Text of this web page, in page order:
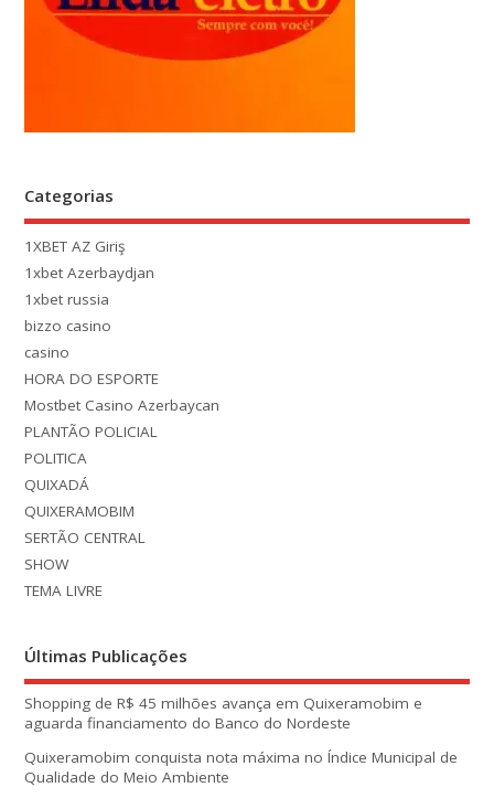
Categorias
1XBET AZ Giriş
1xbet Azerbaydjan
1xbet russia
bizzo casino
casino
HORA DO ESPORTE
Mostbet Casino Azerbaycan
PLANTÃO POLICIAL
POLITICA
QUIXADÁ
QUIXERAMOBIM
SERTÃO CENTRAL
SHOW
TEMA LIVRE
Últimas Publicações
Shopping de R$ 45 milhões avança em Quixeramobim e
aguarda financiamento do Banco do Nordeste
Quixeramobim conquista nota máxima no Índice Municipal de
Qualidade do Meio Ambiente